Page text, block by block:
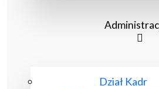
Dział Kadr